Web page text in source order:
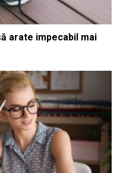
arate impecabil mai